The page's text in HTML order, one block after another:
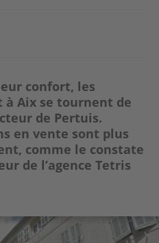
confort, les
Aix se tournent de
de Pertuis.
en vente sont plus
comme le constate
de l’agence Tetris